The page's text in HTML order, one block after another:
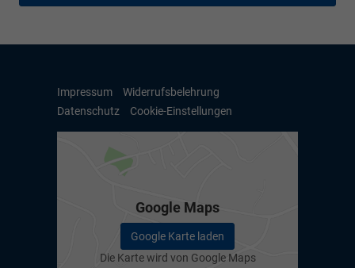
Impressum
Widerrufsbelehrung
Datenschutz
Cookie-Einstellungen
Google Maps
Google Karte laden
Die Karte wird von Google Maps